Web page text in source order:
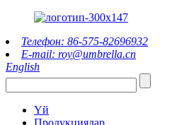
Телефон: 86-575-82696932
E-mail: roy@umbrella.cn
English
Үй
Продукциялар